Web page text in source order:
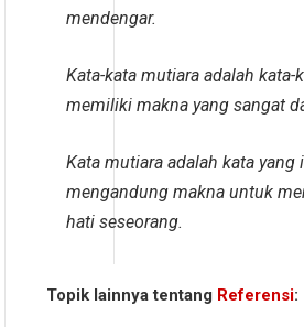
mendengar.
Kata-kata mutiara adalah kata-
memiliki makna yang sangat
Kata mutiara adalah kata yang
mengandung makna untuk
hati seseorang.
Topik lainnya tentang Referensi: